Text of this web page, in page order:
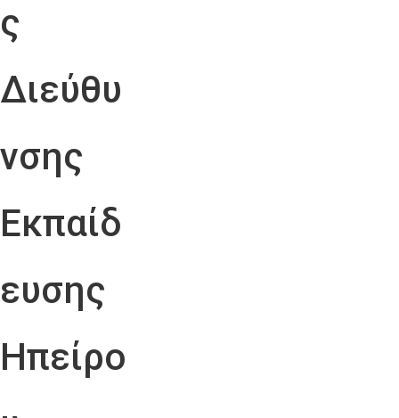
ς
Διεύθυ
νσης
Εκπαίδ
ευσης
Ηπείρο